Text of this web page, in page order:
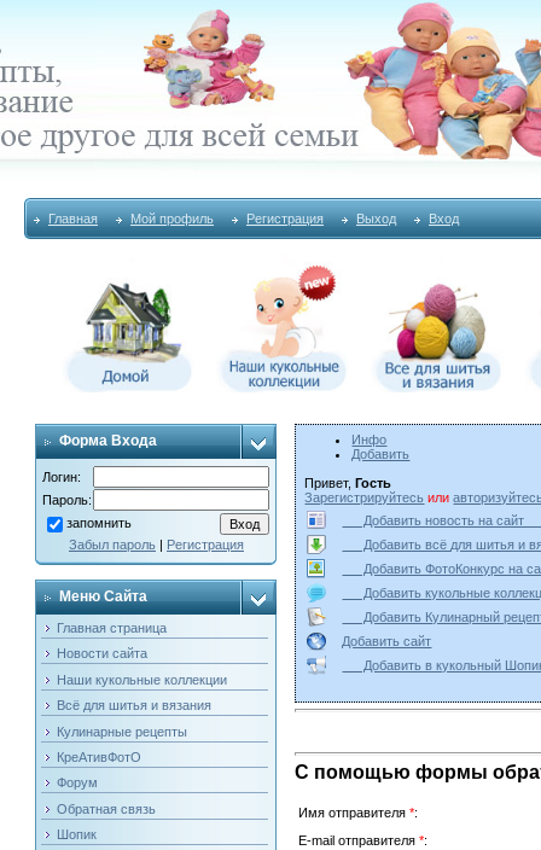
Главная Мой профиль Регистрация Выход Вход
Форма Входа
Логин:
Пароль:
запомнить
Забыл пароль| Регистрация
Меню Сайта
Главная страница
Новости сайта
Наши кукольные коллекции
Всё для шитья и вязания
Кулинарные рецепты
КреАтивФотО
Форум
Обратная связь
Шопик
Инфо
Добавить
Привет,Гость
Зарегистрируйтесь или
Добавить новость на
Добавить всё для шитья и
Добавить ФотоКонкурс на
Добавить кукольные
Добавить Кулинарный
Добавить сайт
Добавить в кукольный
С помощью формы
Имя отправителя*:
E-mail отправителя*: